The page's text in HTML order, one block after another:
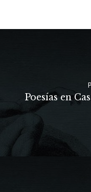
Poesías en